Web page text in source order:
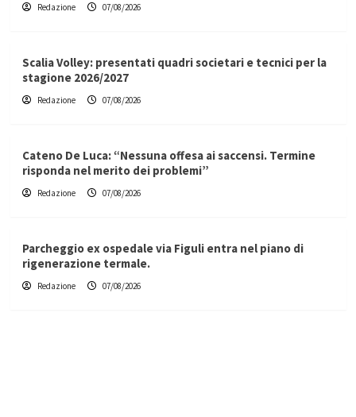
Redazione 07/08/2026
Scalia Volley: presentati quadri societari e tecnici per la
stagione 2026/2027
Redazione 07/08/2026
Cateno De Luca: “Nessuna offesa ai saccensi. Termine
risponda nel merito dei problemi”
Redazione 07/08/2026
Parcheggio ex ospedale via Figuli entra nel piano di
rigenerazione termale.
Redazione 07/08/2026